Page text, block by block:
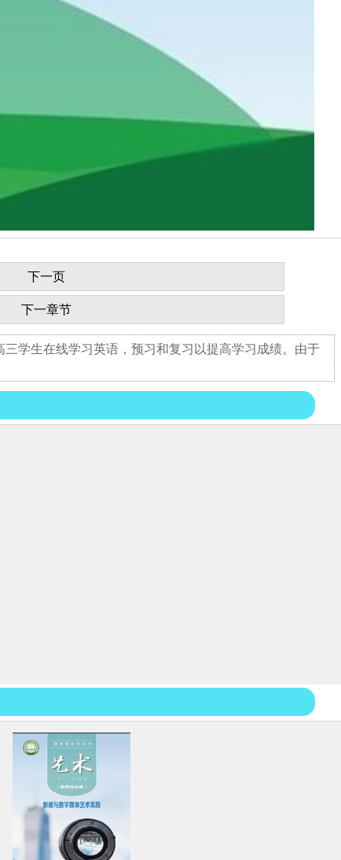
下一页
下一章节
学生在线学习英语，预习和复习以提高学习成绩。由于